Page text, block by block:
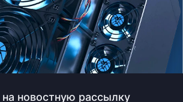
новостную рассылку